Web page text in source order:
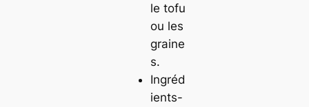
le tofu
ou les
graine
s.
Ingréd
ients-